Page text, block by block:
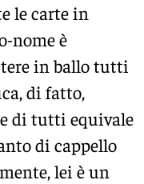
le carte in
nome è
in ballo tutti
di fatto,
di tutti equivale
di cappello
lei è un